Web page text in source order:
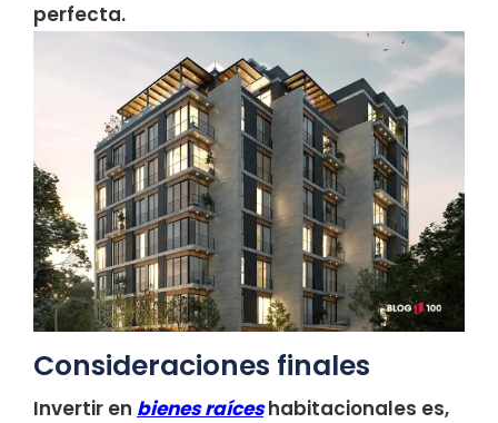
perfecta.
Consideraciones finales
Invertir en bienes raíces habitacionales es,